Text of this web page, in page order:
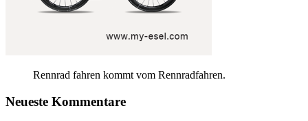
Rennrad fahren kommt vom Rennradfahren.
Neueste Kommentare